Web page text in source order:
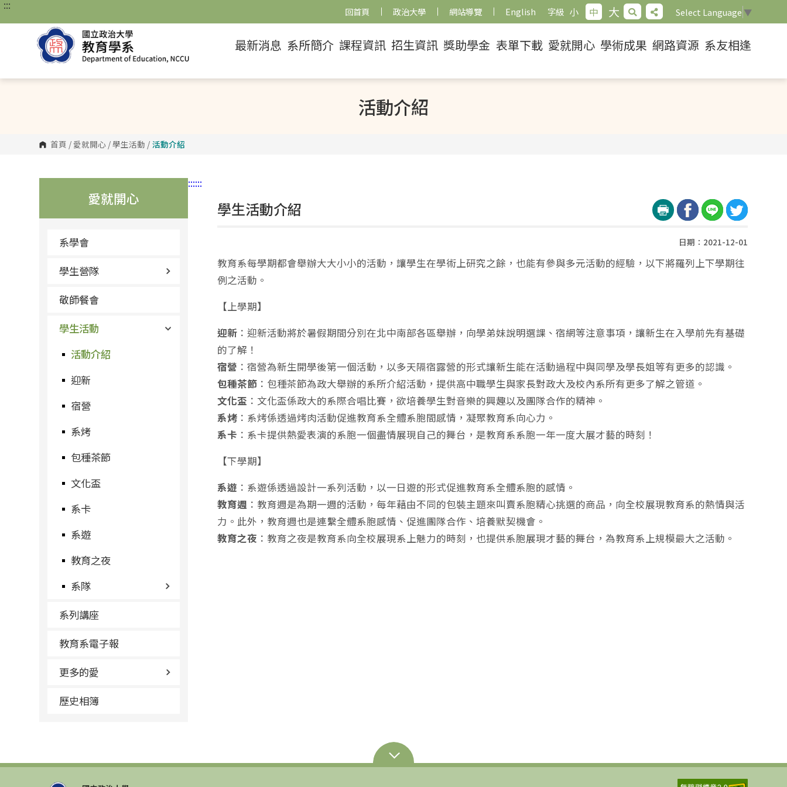
跳
主
::: 回首頁 政治大學 網站導覽 English 字級 小 中 大 Select Language ▼
最新消息 系所簡介 課程資訊 招生資訊 獎助學金 表單下載 愛就開心 學術成果 網路資源 系友相逢
活動介紹
首頁 / 愛就開心 /學生活動 / 活動介紹
:::
愛就開心
系學會
學生營隊
敬師餐會
學生活動
活動介紹
迎新
宿營
系烤
包種茶節
文化盃
系卡
系遊
教育之夜
系隊
系列講座
教育系電子報
更多的愛
歷史相簿
:::
學生活動介紹
日期：2021-12-01
教育系每學期都會舉辦大大小小的活動，讓學生在學術上研究之餘，也能有參與多元活動的經驗，以下將羅列上下學期往
例之活動。
【上學期】
迎新 ：迎新活動將於暑假期間分別在北中南部各區舉辦，向學弟妹說明選課、宿網等注意事項，讓新生在入學前先有基礎
的了解！
宿營 ：宿營為新生開學後第一個活動，以多天隔宿露營的形式讓新生能在活動過程中與同學及學長姐等有更多的認識。
包種茶節 ：包種茶節為政大舉辦的系所介紹活動，提供高中職學生與家長對政大及校內系所有更多了解之管道。
文化盃 ：文化盃係政大的系際合唱比賽，欲培養學生對音樂的興趣以及團隊合作的精神。
系烤 ：系烤係透過烤肉活動促進教育系全體系胞間感情，凝聚教育系向心力。
系卡 ：系卡提供熱愛表演的系胞一個盡情展現自己的舞台，是教育系系胞一年一度大展才藝的時刻！
【下學期】
系遊 ：系遊係透過設計一系列活動，以一日遊的形式促進教育系全體系胞的感情。
教育週 ：教育週是為期一週的活動，每年藉由不同的包裝主題來叫賣系胞精心挑選的商品，向全校展現教育系的熱情與活
力。此外，教育週也是連繫全體系胞感情、促進團隊合作、培養默契機會。
教育之夜 ：教育之夜是教育系向全校展現系上魅力的時刻，也提供系胞展現才藝的舞台，為教育系上規模最大之活動。